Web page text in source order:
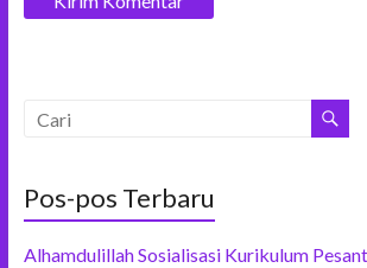
Pos-pos Terbaru
Alhamdulillah Sosialisasi Kurikulum